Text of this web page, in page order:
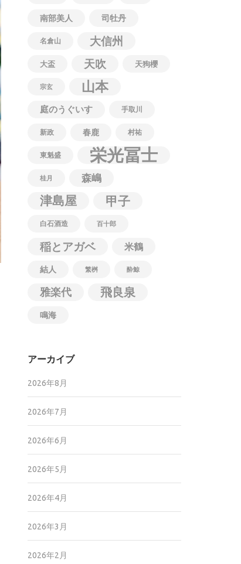
南部美人 司牡丹
名倉山 大信州
大盃 天吹 天狗櫻
宗玄 山本
庭のうぐいす 手取川
新政 春鹿 村祐
東魁盛 栄光冨士
桂月 森嶋
津島屋 甲子
白石酒造 百十郎
稲とアガベ 米鶴
結人 繁桝 酔鯨
雅楽代 飛良泉
鳴海
アーカイブ
2026年8月
2026年7月
2026年6月
2026年5月
2026年4月
2026年3月
2026年2月